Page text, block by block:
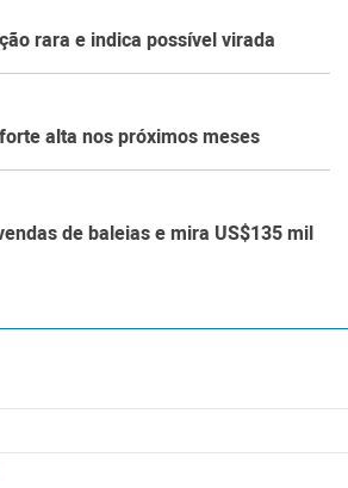
rara e indica possível virada
alta nos próximos meses
de baleias e mira US$135 mil